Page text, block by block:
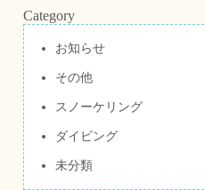
Category
お知らせ
その他
スノーケリング
ダイビング
未分類